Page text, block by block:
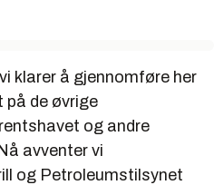
klarer å gjennomføre her
på de øvrige
og andre
avventer vi
og Petroleumstilsynet